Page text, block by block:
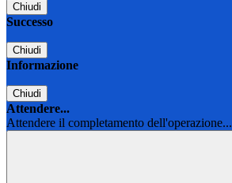
Chiudi
Successo
Chiudi
Informazione
Chiudi
Attendere...
Attendere il completamento dell'operazione...